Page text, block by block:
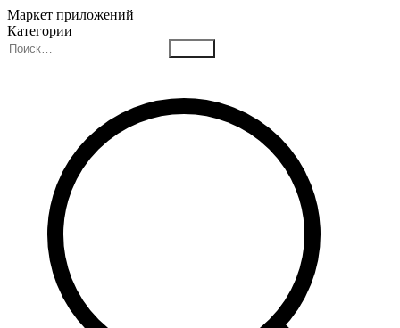
Маркет приложений
Категории